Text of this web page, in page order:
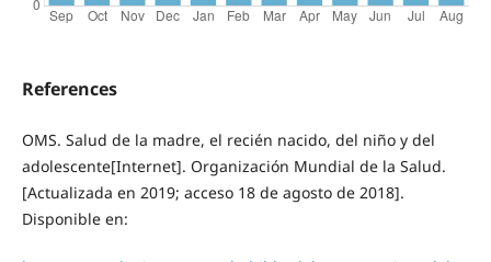
References
OMS. Salud de la madre, el recién nacido, del niño y del
adolescente[Internet]. Organización Mundial de la Salud.
[Actualizada en 2019; acceso 18 de agosto de 2018].
Disponible en: